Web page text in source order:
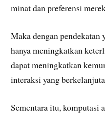
minat dan preferensi
Maka dengan
hanya meningkatkan
dapat meningkatkan
interaksi yang
Sementara itu, komputasi